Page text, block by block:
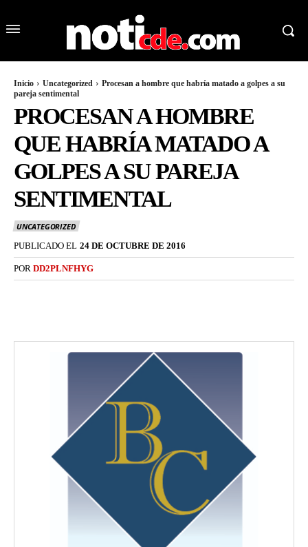
Inicio Uncategorized
Procesan a hombre que habría matado a golpes a su
pareja sentimental
PROCESAN A HOMBRE
QUE HABRÍA MATADO A
GOLPES A SU PAREJA
SENTIMENTAL
UNCATEGORIZED
PUBLICADO EL 24 DE OCTUBRE DE 2016
POR DD2PLNFHYG